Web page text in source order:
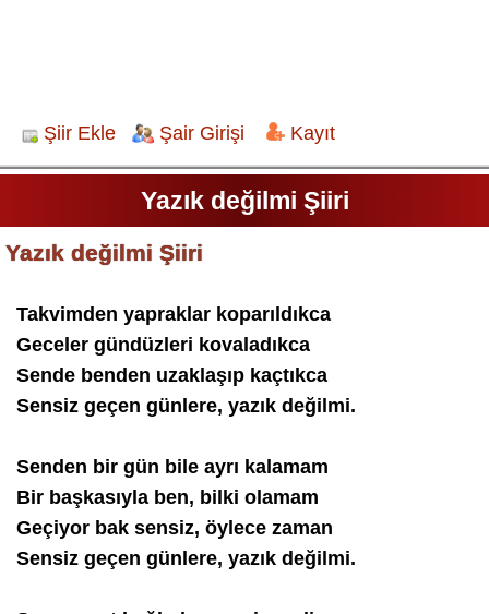
Şiir Ekle Şair Girişi Kayıt
Yazık değilmi Şiiri
Yazık değilmi Şiiri
Takvimden yapraklar koparıldıkca
Geceler gündüzleri kovaladıkca
Sende benden uzaklaşıp kaçtıkca
Sensiz geçen günlere, yazık değilmi.
Senden bir gün bile ayrı kalamam
Bir başkasıyla ben, bilki olamam
Geçiyor bak sensiz, öylece zaman
Sensiz geçen günlere, yazık değilmi.